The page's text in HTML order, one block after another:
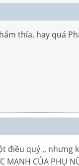
thía, hay quá
điều quý ,, nhưng
MẠNH CỦA PHỤ